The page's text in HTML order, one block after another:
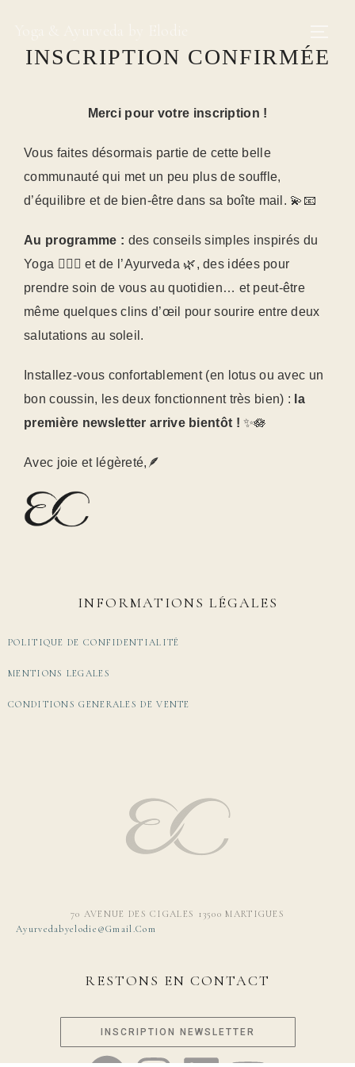
INSCRIPTION CONFIRMÉE
Merci pour votre inscription !
Vous faites désormais partie de cette belle
communauté qui met un peu plus de souffle,
d’équilibre et de bien-être dans sa boîte mail. 💫📧
Au programme : des conseils simples inspirés du
Yoga 🧘🏻‍♀️ et de l’Ayurveda 🌿, des idées pour
prendre soin de vous au quotidien… et peut-être
même quelques clins d’œil pour sourire entre deux
salutations au soleil.
Installez-vous confortablement (en lotus ou avec un
bon coussin, les deux fonctionnent très bien) : la
première newsletter arrive bientôt ! ✨🪷
Avec joie et légèreté,🪶
INFORMATIONS LÉGALES
POLITIQUE DE CONFIDENTIALITÉ
MENTIONS LEGALES
CONDITIONS GENERALES DE VENTE
70 AVENUE DES CIGALES 13500 MARTIGUES
Ayurvedabyelodie@gmail.com
RESTONS EN CONTACT
INSCRIPTION NEWSLETTER